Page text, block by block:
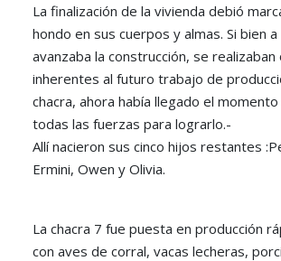
La finalización de la vivienda debió
hondo en sus cuerpos y almas. Si bien
avanzaba la construcción, se
inherentes al futuro trabajo de
chacra, ahora había llegado el
todas las fuerzas para lograrlo.-
Allí nacieron sus cinco hijos restantes
Ermini, Owen y Olivia.
La chacra 7 fue puesta en producción
con aves de corral, vacas lecheras,